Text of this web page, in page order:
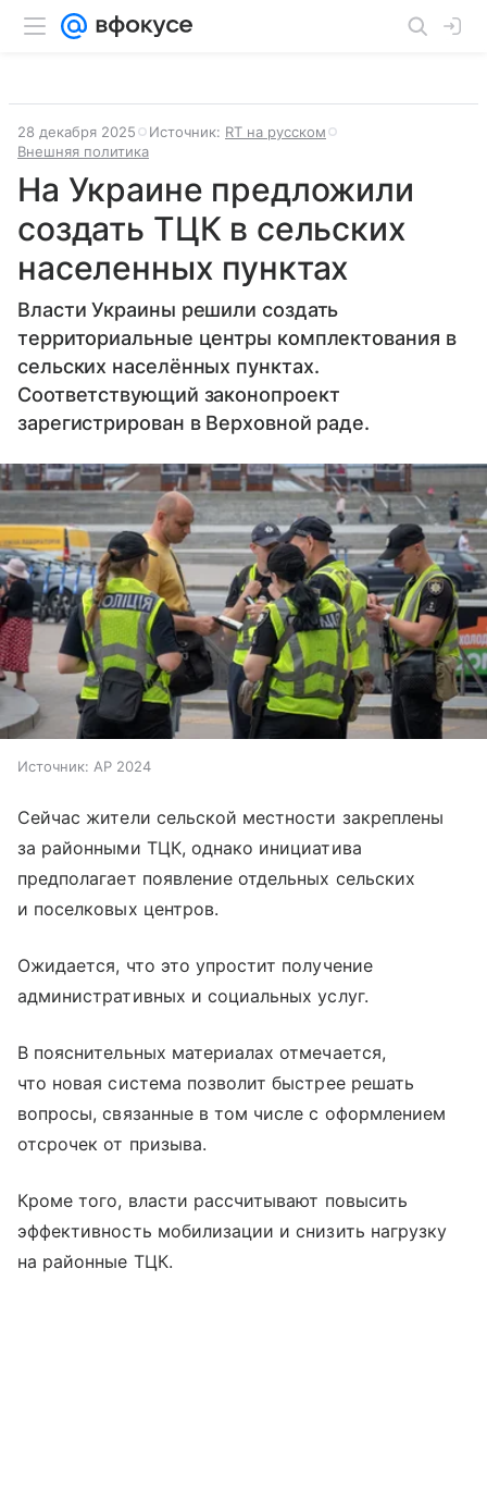
28 декабря 2025 Источник: RT на русском
Внешняя политика
На Украине предложили
создать ТЦК в сельских
населенных пунктах
Власти Украины решили создать
территориальные центры комплектования в
сельских населённых пунктах.
Соответствующий законопроект
зарегистрирован в Верховной раде.
Источник: AP 2024
Сейчас жители сельской местности закреплены
за районными ТЦК, однако инициатива
предполагает появление отдельных сельских
и поселковых центров.
Ожидается, что это упростит получение
административных и социальных услуг.
В пояснительных материалах отмечается,
что новая система позволит быстрее решать
вопросы, связанные в том числе с оформлением
отсрочек от призыва.
Кроме того, власти рассчитывают повысить
эффективность мобилизации и снизить нагрузку
на районные ТЦК.